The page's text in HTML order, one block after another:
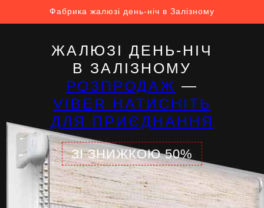
Фабрика жалюзі день-ніч в Залізному
ЖАЛЮЗІ ДЕНЬ-НІЧ
В ЗАЛІЗНОМУ
РОЗПРОДАЖ —
VIBER НАТИСНІТЬ
ДЛЯ ПРИЄДНАННЯ
ЗІ ЗНИЖКОЮ 50%